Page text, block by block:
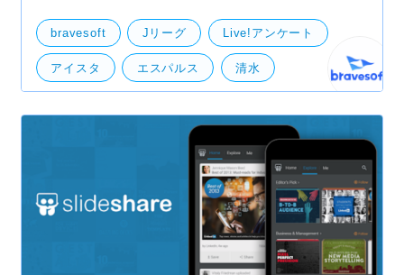
りの栄光を手にするのか？ そんな首位を追い２位につ
けるFC東
bravesoft Jリーグ Live!アンケート
アイスタ エスパルス 清水